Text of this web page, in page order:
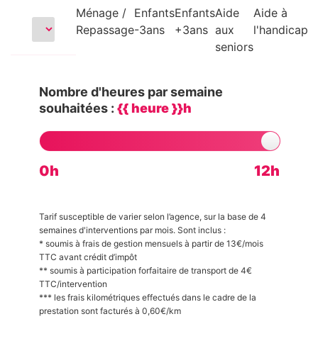
Ménage /
Repassage
Enfants
-3ans
Enfants
+3ans
Aide
aux
seniors
Aide à
l'handicap
Nombre d'heures par semaine
souhaitées : {{ heure }}h
0h 12h
Tarif susceptible de varier selon l’agence, sur la base de 4
semaines d'interventions par mois. Sont inclus :
* soumis à frais de gestion mensuels à partir de 13€/mois
TTC avant crédit d’impôt
** soumis à participation forfaitaire de transport de 4€
TTC/intervention
*** les frais kilométriques effectués dans le cadre de la
prestation sont facturés à 0,60€/km